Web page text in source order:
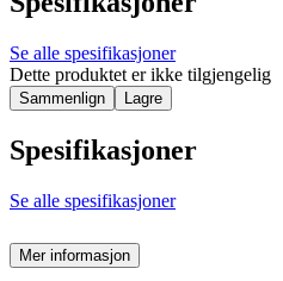
Se alle spesifikasjoner
Dette produktet er ikke tilgjengelig
Sammenlign Lagre
Spesifikasjoner
Se alle spesifikasjoner
Mer informasjon